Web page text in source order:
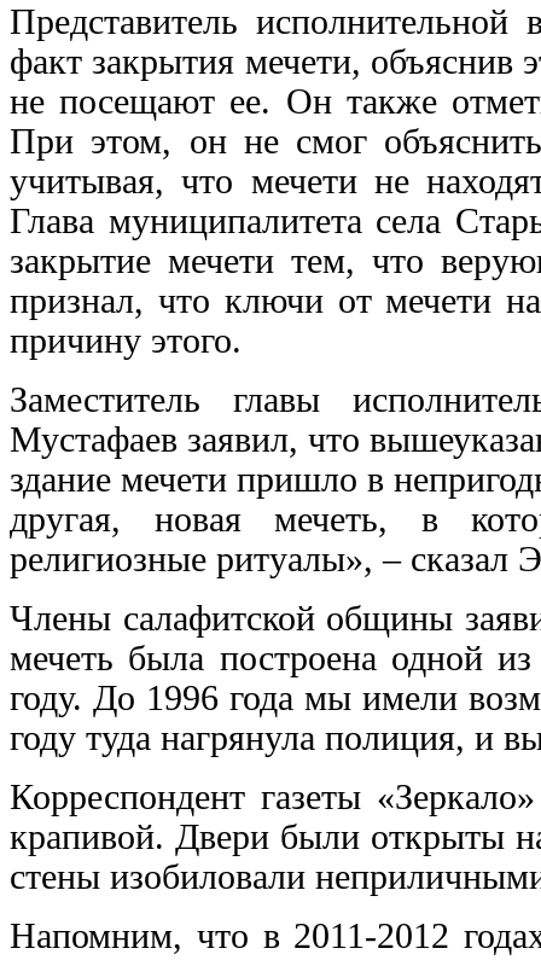
Представитель
факт закрытия мечети, объяснив
не посещают ее. Он также
При этом, он не смог
учитывая, что мечети не
Глава муниципалитета села
закрытие мечети тем, что
признал, что ключи от мечети
причину этого.
Заместитель главы
Мустафаев заявил, что
здание мечети пришло в
другая, новая мечеть, в
религиозные ритуалы», – сказал
Члены салафитской общины
мечеть была построена одной
году. До 1996 года мы имели
году туда нагрянула полиция, и
Корреспондент газеты
крапивой. Двери были открыты
стены изобиловали
Напомним, что в 2011-2012